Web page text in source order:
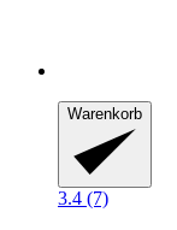
Warenkorb
3.4 (7)